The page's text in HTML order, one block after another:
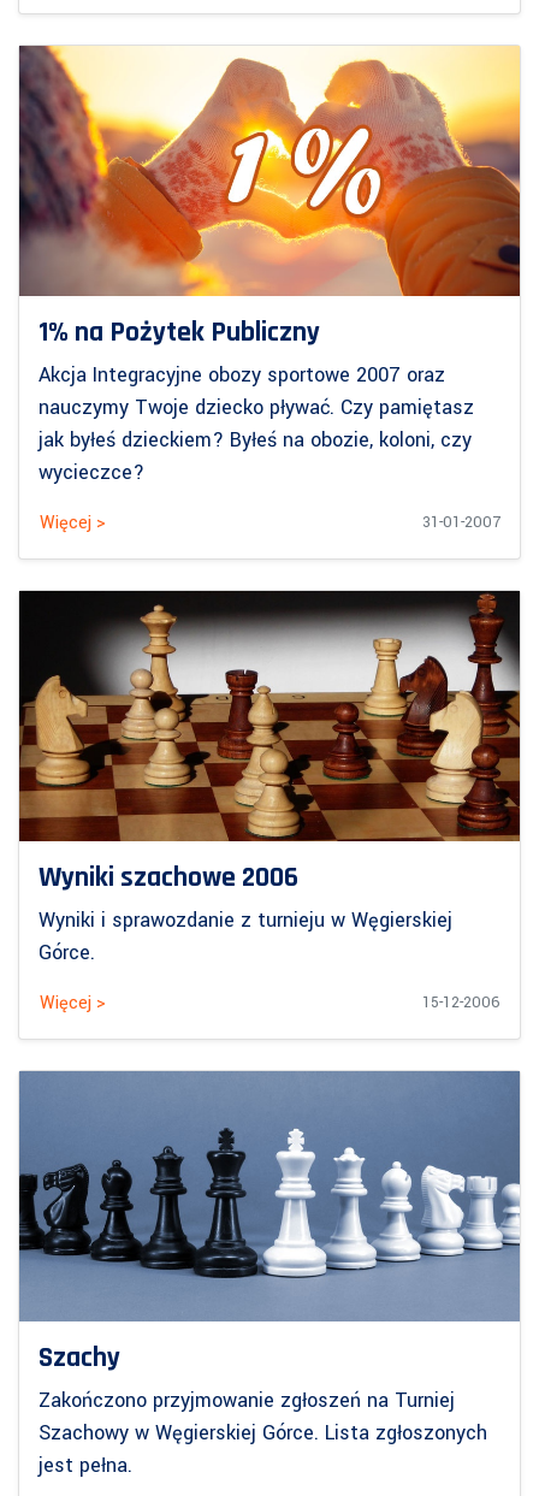
1% na Pożytek Publiczny
Akcja Integracyjne obozy sportowe 2007 oraz
nauczymy Twoje dziecko pływać. Czy pamiętasz
jak byłeś dzieckiem? Byłeś na obozie, koloni, czy
wycieczce?
Więcej > 31-01-2007
Wyniki szachowe 2006
Wyniki i sprawozdanie z turnieju w Węgierskiej
Górce.
Więcej > 15-12-2006
Szachy
Zakończono przyjmowanie zgłoszeń na Turniej
Szachowy w Węgierskiej Górce. Lista zgłoszonych
jest pełna.